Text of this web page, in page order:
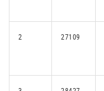
2 27109